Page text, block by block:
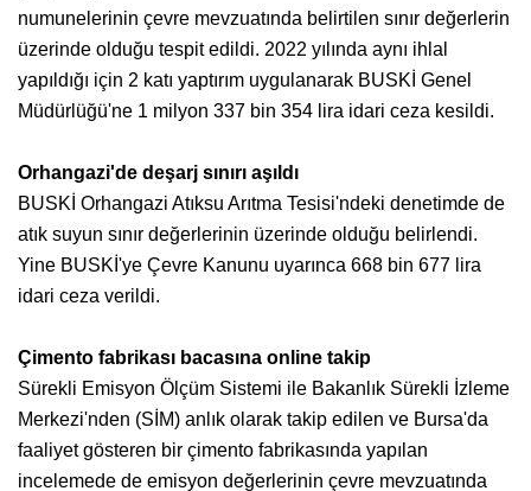
numunelerinin çevre mevzuatında belirtilen sınır değerlerin
üzerinde olduğu tespit edildi. 2022 yılında aynı ihlal
yapıldığı için 2 katı yaptırım uygulanarak BUSKİ Genel
Müdürlüğü'ne 1 milyon 337 bin 354 lira idari ceza kesildi.
Orhangazi'de deşarj sınırı aşıldı
BUSKİ Orhangazi Atıksu Arıtma Tesisi'ndeki denetimde de
atık suyun sınır değerlerinin üzerinde olduğu belirlendi.
Yine BUSKİ'ye Çevre Kanunu uyarınca 668 bin 677 lira
idari ceza verildi.
Çimento fabrikası bacasına online takip
Sürekli Emisyon Ölçüm Sistemi ile Bakanlık Sürekli İzleme
Merkezi'nden (SİM) anlık olarak takip edilen ve Bursa'da
faaliyet gösteren bir çimento fabrikasında yapılan
incelemede de emisyon değerlerinin çevre mevzuatında